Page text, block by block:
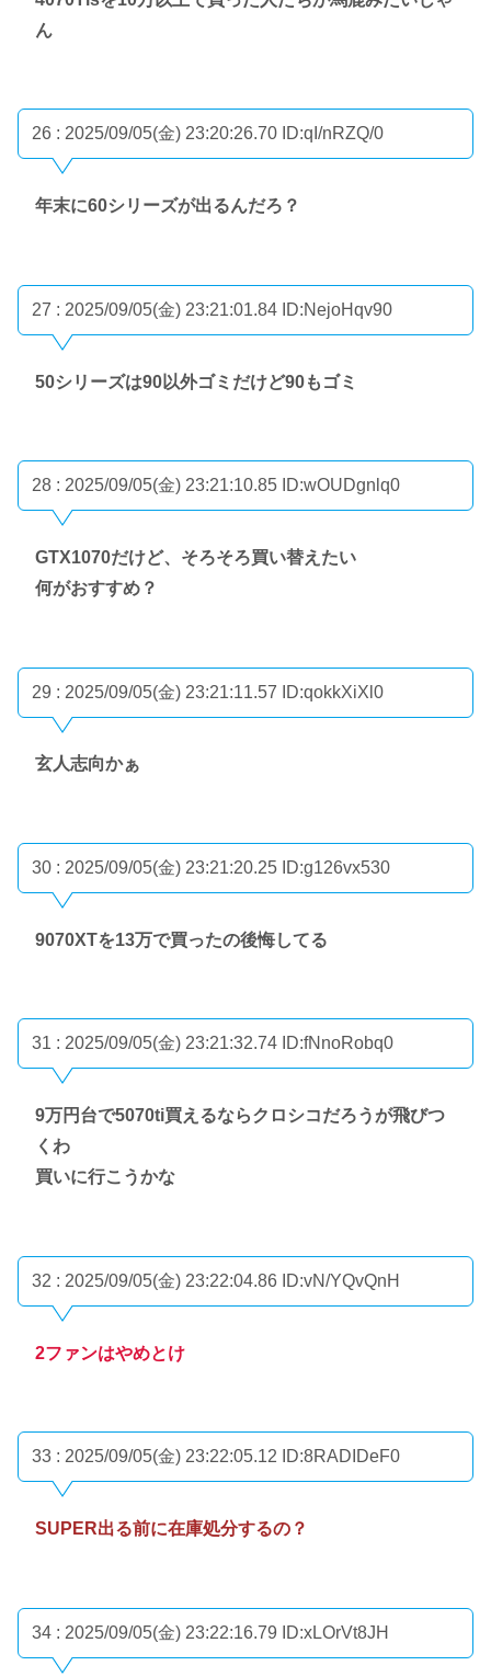
ん
26 : 2025/09/05(金) 23:20:26.70 ID:qI/nRZQ/0
年末に60シリーズが出るんだろ？
27 : 2025/09/05(金) 23:21:01.84 ID:NejoHqv90
50シリーズは90以外ゴミだけど90もゴミ
28 : 2025/09/05(金) 23:21:10.85 ID:wOUDgnlq0
GTX1070だけど、そろそろ買い替えたい
何がおすすめ？
29 : 2025/09/05(金) 23:21:11.57 ID:qokkXiXl0
玄人志向かぁ
30 : 2025/09/05(金) 23:21:20.25 ID:g126vx530
9070XTを13万で買ったの後悔してる
31 : 2025/09/05(金) 23:21:32.74 ID:fNnoRobq0
9万円台で5070ti買えるならクロシコだろうが飛びつ
くわ
買いに行こうかな
32 : 2025/09/05(金) 23:22:04.86 ID:vN/YQvQnH
2ファンはやめとけ
33 : 2025/09/05(金) 23:22:05.12 ID:8RADIDeF0
SUPER出る前に在庫処分するの？
34 : 2025/09/05(金) 23:22:16.79 ID:xLOrVt8JH